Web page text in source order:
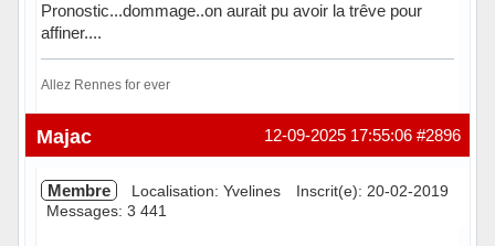
Pronostic...dommage..on aurait pu avoir la trêve pour
affiner....
Allez Rennes for ever
Hors ligne #2896
12-09-2025 17:55:06
Majac
Membre Localisation: Yvelines
Inscrit(e): 20-02-2019
Messages: 3 441